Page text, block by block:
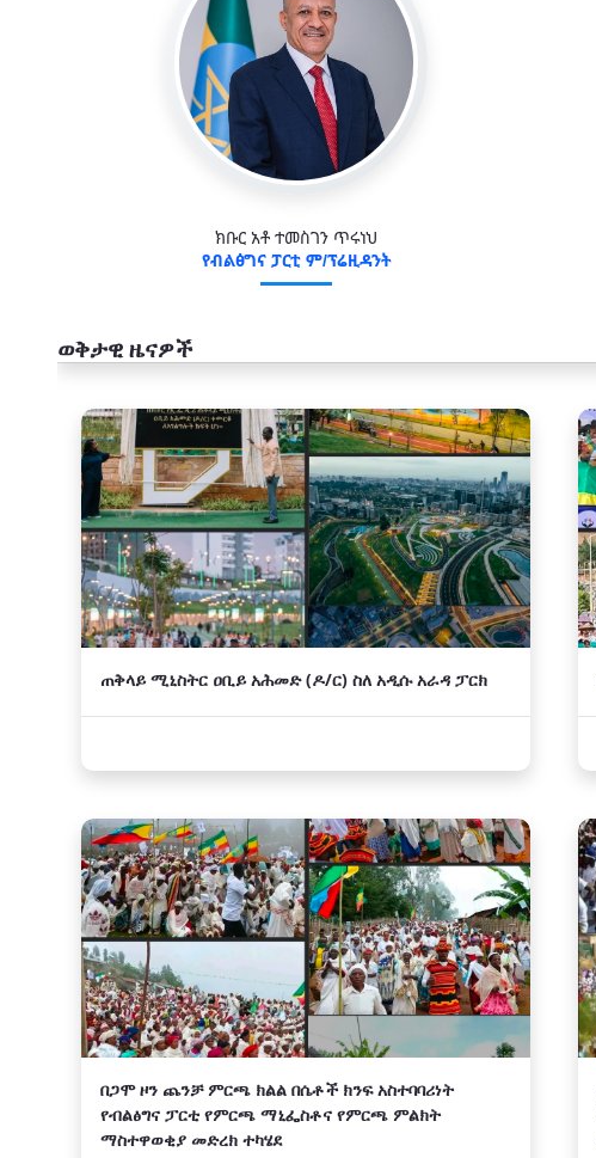
ክቡር አቶ ተመስገን ጥሩነህ
የብልፅግና ፓርቲ ም/ፕሬዚዳንት
ወቅታዊ ዜናዎች
አዲስ
ጠቅላይ ሚኒስትር ዐቢይ አሕመድ (ዶ/ር) ስለ አዲሱ አራዳ ፓርክ
‎በጋሞ ዞን ጨንቻ ምርጫ ክልል በሴቶች ክንፍ አስተባባሪነት
የብልፅግና ፓርቲ የምርጫ ማኒፌስቶና የምርጫ ምልክት
ማስተዋወቂያ መድረክ ተካሄደ